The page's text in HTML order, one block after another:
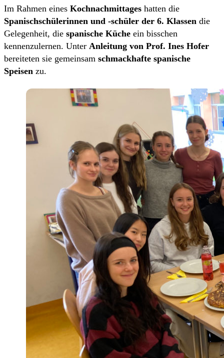
Im Rahmen eines Kochnachmittages hatten die
Spanischschülerinnen und -schüler der 6. Klassen die
Gelegenheit, die spanische Küche ein bisschen
kennenzulernen. Unter Anleitung von Prof. Ines Hofer
bereiteten sie gemeinsam schmackhafte spanische
Speisen zu.